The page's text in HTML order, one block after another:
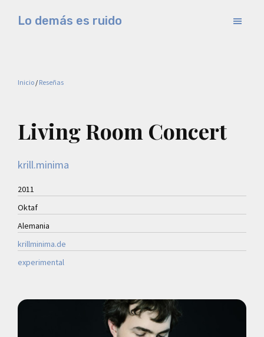
lateral
Lo demás es ruido
experimental
Inicio / Reseñas
Living Room Concert
krill.minima
2011
Oktaf
Alemania
krillminima.de
experimental